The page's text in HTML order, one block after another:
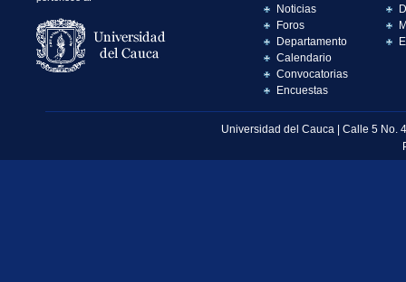
Noticias
Foros
Departamento
Calendario
Convocatorias
Encuestas
Universidad del Cauca | Calle 5 No.